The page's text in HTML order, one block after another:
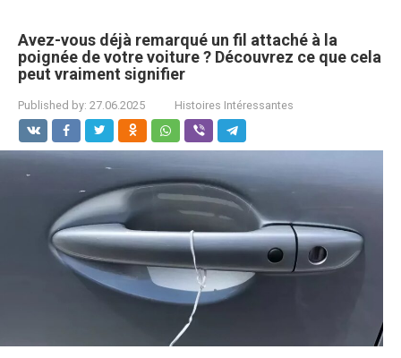
Avez-vous déjà remarqué un fil attaché à la
poignée de votre voiture ? Découvrez ce que cela
peut vraiment signifier
Published by: 27.06.2025 Histoires Intéressantes